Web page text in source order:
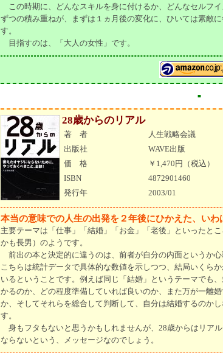
この時期に、どんなスキルを身に付けるか、どんなセルフ
ずつの積み重ねが、まずは１ヵ月後の変化に、ひいては素敵
す。
目指すのは、「大人の女性」です。
■
28歳からのリアル
著 者
人生戦略会議
出版社
WAVE出版
価 格
￥1,470円（税込）
ISBN
4872901460
発行年
2003/01
本当の意味での人生の出発を２年後にひかえた、いわ
主要テーマは「仕事」「結婚」「お金」「老後」といったと
かも長男）のようです。
前出の本と決定的に違うのは、前者が自分の内面というか
こちらは統計データで具体的な数値を示しつつ、結局いくら
いるということです。例えば同じ「結婚」というテーマでも
かるのか、どの程度準備していれば良いのか、また万が一離
か、そしてそれらを総合して判断して、自分は結婚するのか
す。
身もフタもないと思うかもしれませんが、28歳からはリア
ならないという、メッセージなのでしょう。